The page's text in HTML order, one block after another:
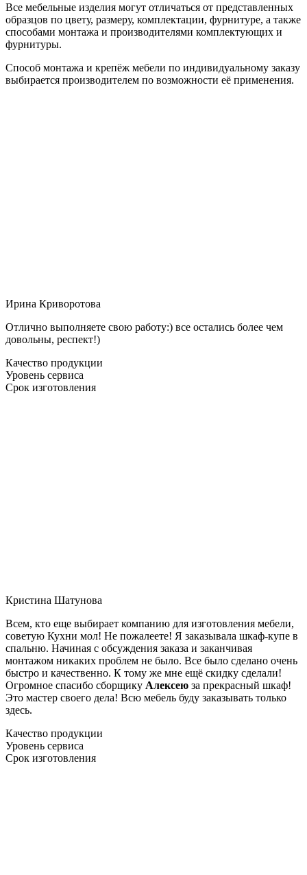
Все мебельные изделия могут отличаться от представленных
образцов по цвету, размеру, комплектации, фурнитуре, а также
способами монтажа и производителями комплектующих и
фурнитуры.
Способ монтажа и крепёж мебели по индивидуальному заказу
выбирается производителем по возможности её применения.
Ирина Криворотова
Отлично выполняете свою работу:) все остались более чем
довольны, респект!)
Качество продукции
Уровень сервиса
Срок изготовления
Кристина Шатунова
Всем, кто еще выбирает компанию для изготовления мебели,
советую Кухни мол! Не пожалеете! Я заказывала шкаф-купе в
спальню. Начиная с обсуждения заказа и заканчивая
монтажом никаких проблем не было. Все было сделано очень
быстро и качественно. К тому же мне ещё скидку сделали!
Огромное спасибо сборщику Алексею за прекрасный шкаф!
Это мастер своего дела! Всю мебель буду заказывать только
здесь.
Качество продукции
Уровень сервиса
Срок изготовления